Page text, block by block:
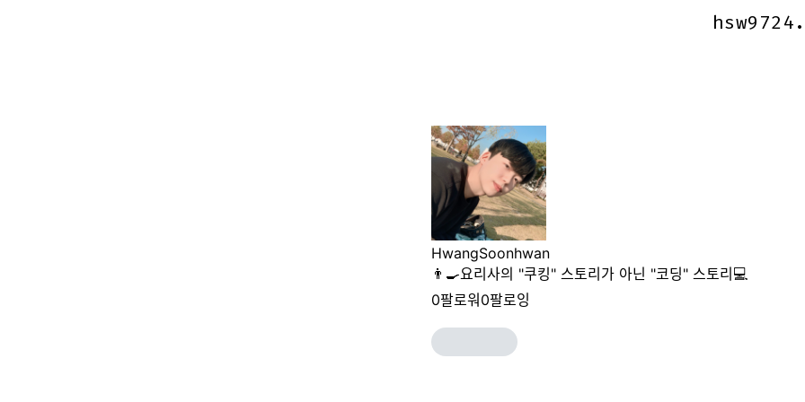
HwangSoonhwan
👨‍🍳요리사의 "쿠킹" 스토리가 아닌 "코딩" 스토리💻
0팔로워 0팔로잉